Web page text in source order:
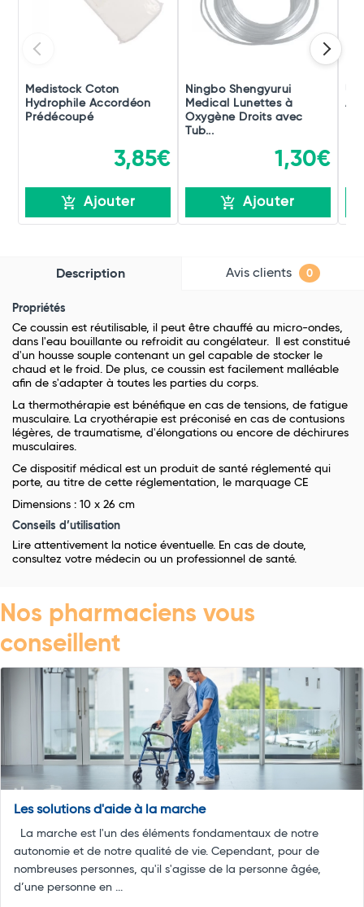
Medistock Coton
Hydrophile Accordéon
Prédécoupé
3,85€
Ajouter
Ningbo Shengyurui
Medical Lunettes à
Oxygène Droits avec
Tub...
1,30€
Ajouter
Description Avis clients 0
Propriétés
Ce coussin est réutilisable, il peut être chauffé au micro-ondes,
dans l'eau bouillante ou refroidit au congélateur. Il est constitué
d'un housse souple contenant un gel capable de stocker le
chaud et le froid. De plus, ce coussin est facilement malléable
afin de s'adapter à toutes les parties du corps.
La thermothérapie est bénéfique en cas de tensions, de fatigue
musculaire. La cryothérapie est préconisé en cas de contusions
légères, de traumatisme, d'élongations ou encore de déchirures
musculaires.
Ce dispositif médical est un produit de santé réglementé qui
porte, au titre de cette réglementation, le marquage CE
Dimensions : 10 x 26 cm
Conseils d’utilisation
Lire attentivement la notice éventuelle. En cas de doute,
consultez votre médecin ou un professionnel de santé.
Nos pharmaciens vous
conseillent
Les solutions d'aide à la marche
La marche est l'un des éléments fondamentaux de notre
autonomie et de notre qualité de vie. Cependant, pour de
nombreuses personnes, qu'il s'agisse de la personne âgée,
d’une personne en ...